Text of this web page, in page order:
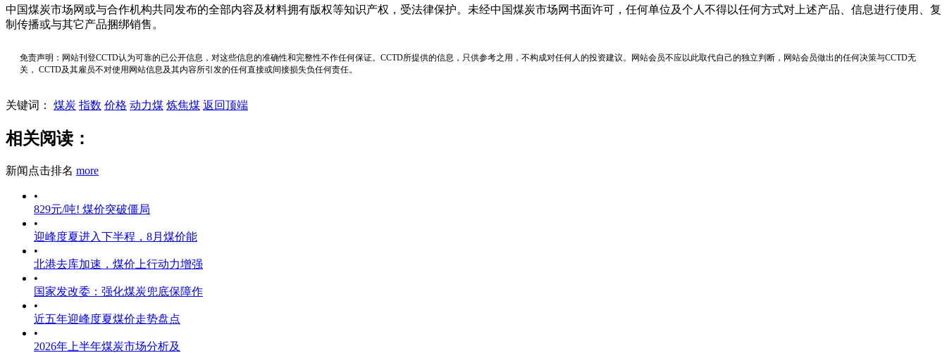
中国煤炭市场网或与合作机构共同发布的全部内容及材料拥有版权等知识产权，受法律保护。未经中国煤炭市场网书面许可，任何单位及个人不得以任何方式对上述产品、信息进行使用、复
制传播或与其它产品捆绑销售。
免责声明：网站刊登CCTD认为可靠的已公开信息，对这些信息的准确性和完整性不作任何保证。CCTD所提供的信息，只供参考之用，不构成对任何人的投资建议。网站会员不应以此取代自己的独立判断，网站会员做出的任何决策与CCTD无
关， CCTD及其雇员不对使用网站信息及其内容所引发的任何直接或间接损失负任何责任。
关键词： 煤炭 指数 价格 动力煤 炼焦煤 返回顶端
相关阅读：
新闻点击排名 more
•
829元/吨! 煤价突破僵局
•
迎峰度夏进入下半程，8月煤价能
•
北港去库加速，煤价上行动力增强
•
国家发改委：强化煤炭兜底保障作
•
近五年迎峰度夏煤价走势盘点
•
2026年上半年煤炭市场分析及